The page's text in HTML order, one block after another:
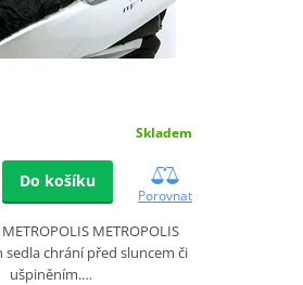
Skladem
Do košíku
Porovnat
METROPOLIS METROPOLIS
chrání před sluncem či
ušpiněním.…